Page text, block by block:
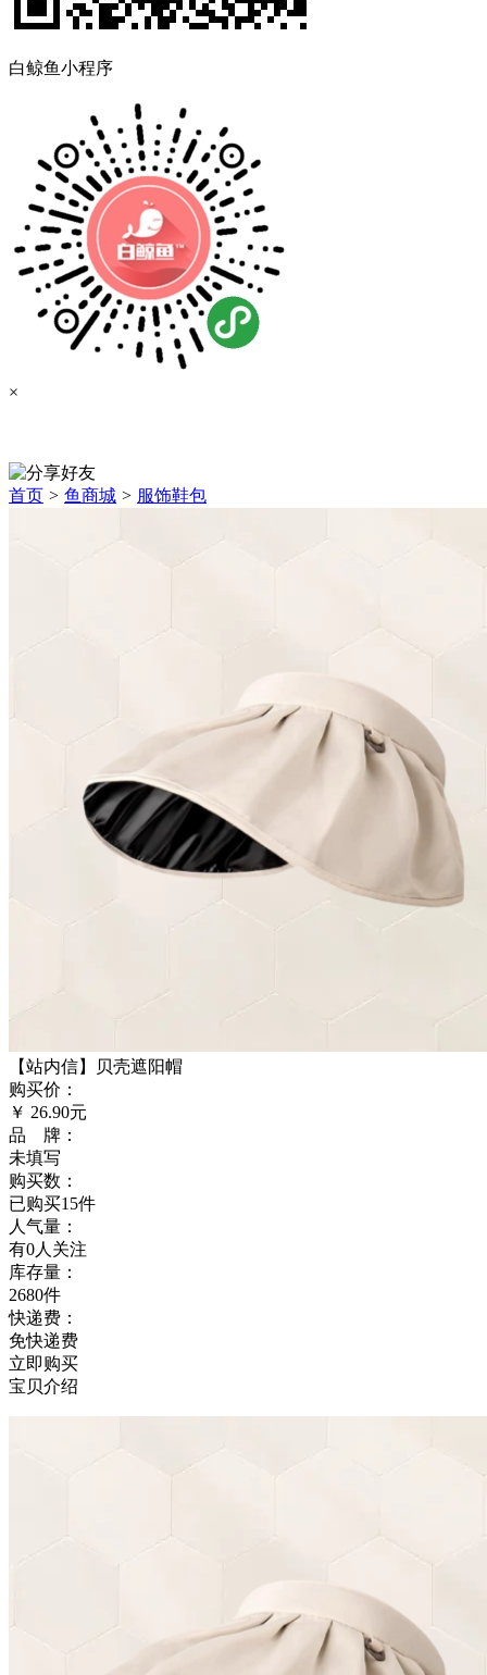
白鲸鱼小程序
×
首页 > 鱼商城 > 服饰鞋包
【站内信】贝壳遮阳帽
购买价：
￥ 26.90元
品 牌：
未填写
购买数：
已购买15件
人气量：
有0人关注
库存量：
2680件
快递费：
免快递费
立即购买
宝贝介绍